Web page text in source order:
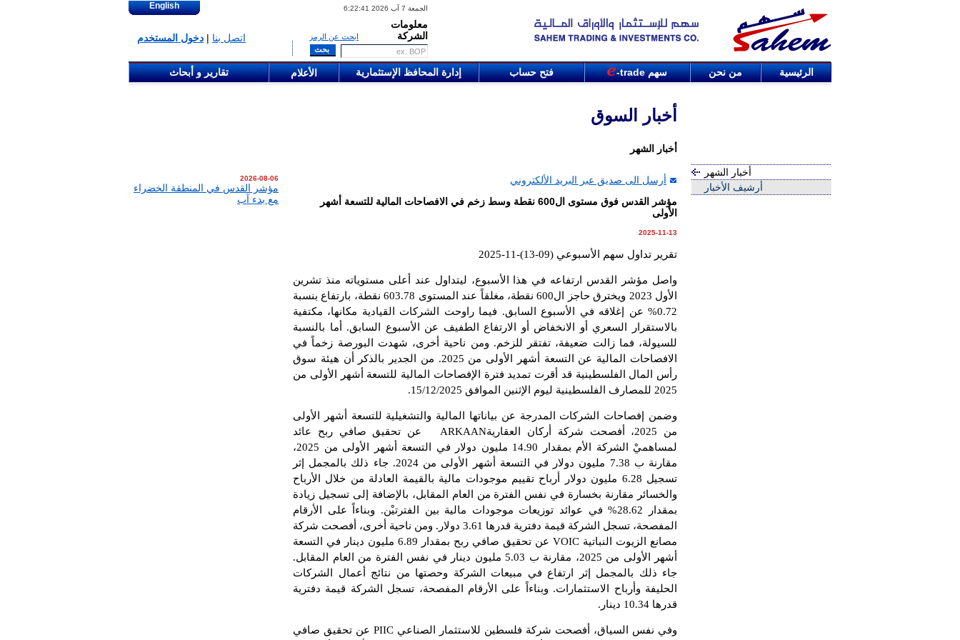
الجمعة 7 آب 2026 6:22:41
معلومات
الشركة
ابحث عن الرمز
English
اتصل بنا | دخول المستخدم
الرئيسية من نحن سهم-trade فتح حساب إدارة المحافظ الإستثمارية الأعلام تقارير و أبحاث
أخبار السوق
أخبار الشهر
أخبار الشهر
أرشيف الأخبار
أرسل الى صديق عبر البريد الألكتروني
مؤشر القدس فوق مستوى ال600 نقطة وسط زخم في الافصاحات المالية للتسعة أشهر
الأولى
2025-11-13
تقرير تداول سهم الأسبوعي (09-13)-11-2025
واصل مؤشر القدس ارتفاعه في هذا الأسبوع، ليتداول عند أعلى مستوياته منذ تشرين
الأول 2023 ويخترق حاجز ال600 نقطة، مغلقاً عند المستوى
603.78نقطة، بارتفاع بنسبة
0.72% عن إغلاقه في الأسبوع السابق. فيما راوحت الشركات القيادية مكانها، مكتفية
بالاستقرار السعري أو الانخفاض أو الارتفاع الطفيف عن الأسبوع السابق. أما بالنسبة
للسيولة، فما زالت ضعيفة، تفتقر للزخم. ومن ناحية أخرى، شهدت البورصة زخماً في
الافصاحات المالية عن التسعة أشهر الأولى من 2025. من الجدير بالذكر أن هيئة سوق
رأس المال الفلسطينية قد أقرت تمديد فترة الإفصاحات المالية للتسعة أشهر الأولى من
2025 للمصارف الفلسطينية ليوم الإثنين الموافق 15/12/2025
.
وضمن إفصاحات الشركات المدرجة عن بياناتها المالية والتشغيلية للتسعة أشهر الأولى
من 2025، أفصحت شركة أركان العقارية
ARKAAN
عن تحقيق صافي ربح عائد
لمساهميْ الشركة الأم بمقدار 14.90 مليون دولار في التسعة أشهر الأولى من 2025،
مقارنة ب 7.38 مليون دولار في التسعة أشهر الأولى من 2024. جاء ذلك بالمجمل إثر
تسجيل 6.28 مليون دولار أرباح تقييم موجودات مالية بالقيمة العادلة من خلال الأرباح
والخسائر مقارنة بخسارة في نفس الفترة من العام المقابل، بالإضافة إلى تسجيل زيادة
بمقدار 28.62% في عوائد توزيعات موجودات مالية بين الفترتيْن. وبناءاً على الأرقام
المفصحة، تسجل الشركة قيمة دفترية قدرها 3.61 دولار. ومن ناحية أخرى، أفصحت شركة
مصانع الزيوت النباتية VOIC
عن تحقيق صافي ربح بمقدار 6.89 مليون دينار في التسعة
أشهر الأولى من 2025، مقارنة ب 5.03 مليون دينار في نفس الفترة من العام المقابل.
جاء ذلك بالمجمل إثر ارتفاع في مبيعات الشركة وحصتها من نتائج أعمال الشركات
الحليفة وأرباح الاستثمارات. وبناءاً على الأرقام المفصحة، تسجل الشركة قيمة دفترية
قدرها 10.34 دينار
.
وفي نفس السياق، أفصحت شركة فلسطين للاستثمار الصناعي PIIC عن تحقيق صافي
2026-08-06
مؤشر القدس في المنطقة الخضراء
مع بدء آب